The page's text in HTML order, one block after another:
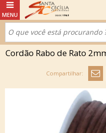
Cordão Rabo de Rato